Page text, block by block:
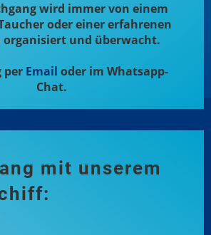
wird immer von einem
oder einer erfahrenen
organisiert und überwacht.
per Email oder im Whatsapp-
Chat.
mit unserem